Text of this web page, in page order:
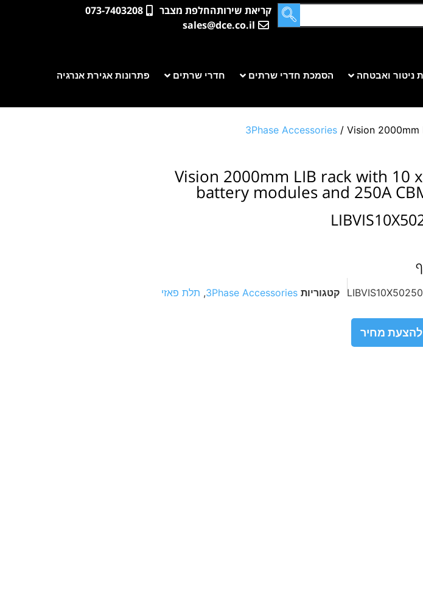
קריאת שירותהחלפת מצבר
073-7403208
sales@dce.co.il
ניטור ואבטחה הסמכת חדרי שרתים חדרי שרתים פתרונות אגירת אנרגיה
3Phase Accessories / Vision 2000mm
Vision 2000mm LIB rack with 10
battery modules and 250A
קטגוריות 3Phase Accessories
, תלת פאזי
מחיר